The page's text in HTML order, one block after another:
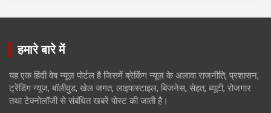
हमारे बारे में
यह एक हिंदी वेब न्यूज़ पोर्टल है जिसमें ब्रेकिंग न्यूज़ के अलावा राजनीति, प्रशासन,
ट्रेंडिंग न्यूज, बॉलीवुड, खेल जगत, लाइफस्टाइल, बिजनेस, सेहत, ब्यूटी, रोजगार
तथा टेक्नोलॉजी से संबंधित खबरें पोस्ट की जाती है।